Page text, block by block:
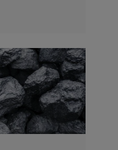
złóż
stanu na 31